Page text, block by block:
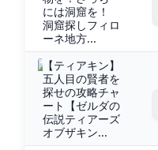
には洞窟を！
洞窟探しフィロ
ーネ地方...
【ティアキン】
五人目の賢者を
探せの攻略チャ
ート【ゼルダの
伝説ティアーズ
オブザキン...